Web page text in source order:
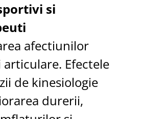
si
afectiunilor
articulare. Efectele
de kinesiologie
durerii,